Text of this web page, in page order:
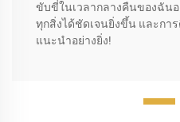
ขับขี่ในเวลากลางคืนของฉัน
ทุกสิ่งได้ชัดเจนยิ่งขึ้น และกา
แนะนำอย่างยิ่ง!